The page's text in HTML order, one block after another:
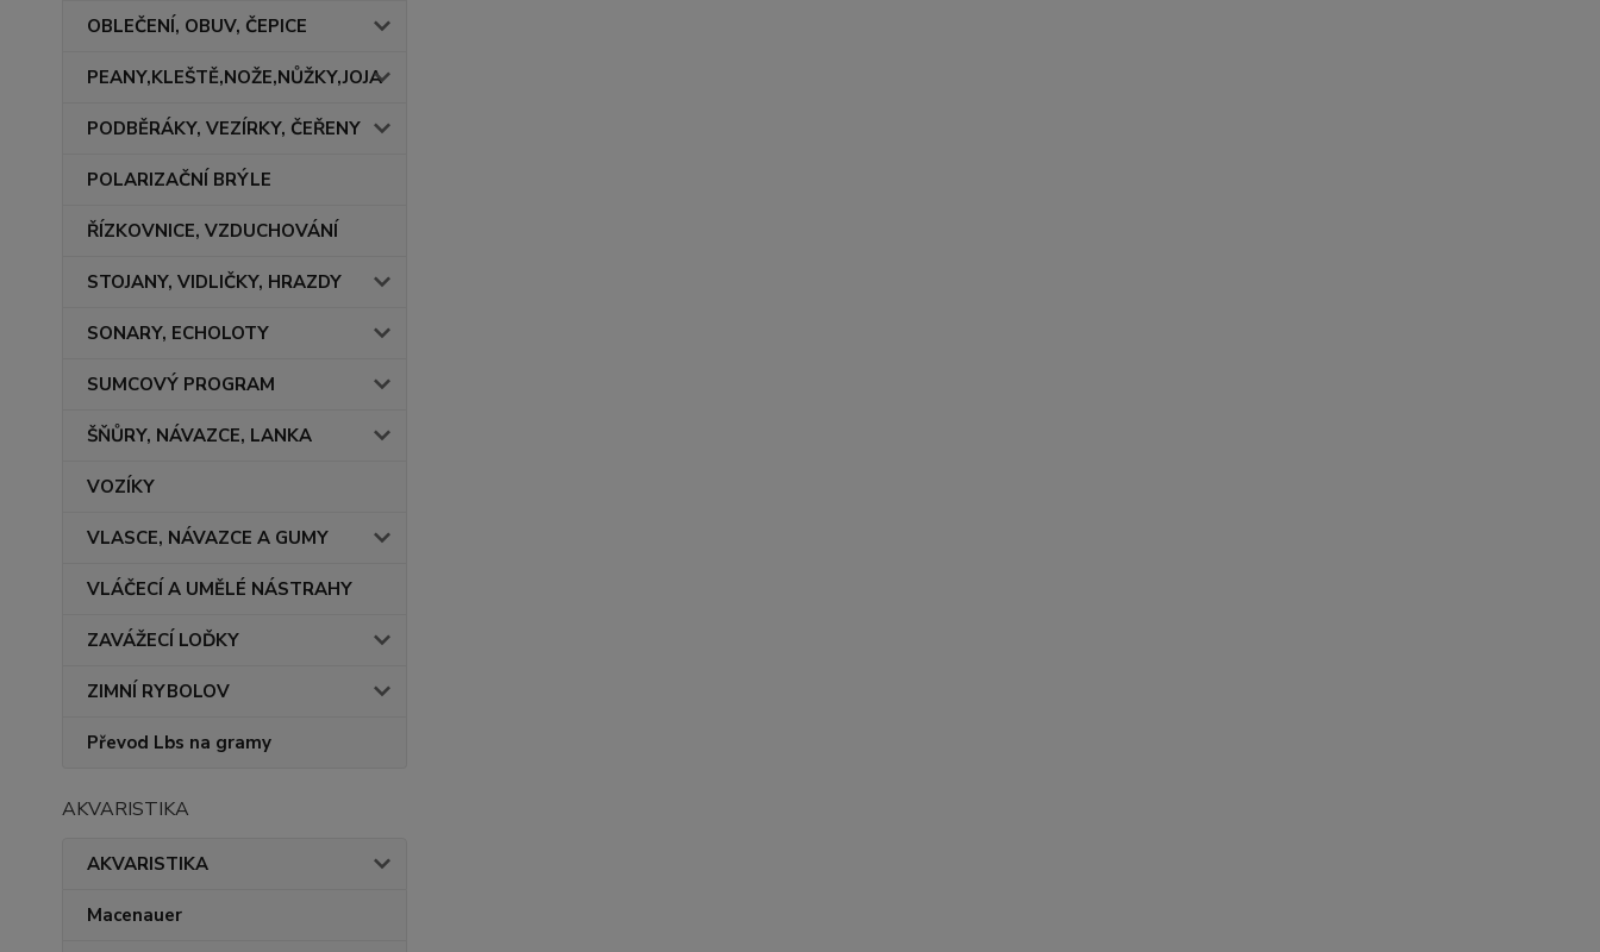
OBLEČENÍ, OBUV, ČEPICE
PEANY,KLEŠTĚ,NOŽE,NŮŽKY,JOJA
PODBĚRÁKY, VEZÍRKY, ČEŘENY
POLARIZAČNÍ BRÝLE
ŘÍZKOVNICE, VZDUCHOVÁNÍ
STOJANY, VIDLIČKY, HRAZDY
SONARY, ECHOLOTY
SUMCOVÝ PROGRAM
ŠŇŮRY, NÁVAZCE, LANKA
VOZÍKY
VLASCE, NÁVAZCE A GUMY
VLÁČECÍ A UMĚLÉ NÁSTRAHY
ZAVÁŽECÍ LOĎKY
ZIMNÍ RYBOLOV
Převod Lbs na gramy
AKVARISTIKA
AKVARISTIKA
Macenauer